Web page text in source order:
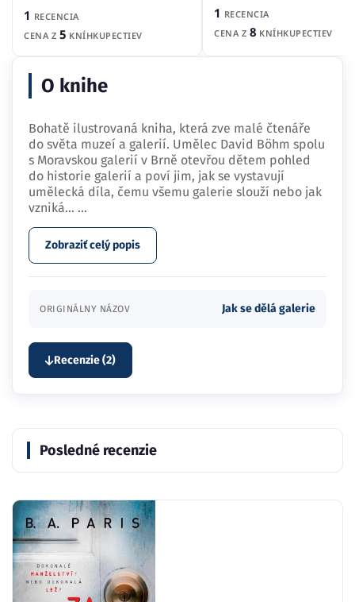
1 RECENCIA
CENA Z 5 KNÍHKUPECTIEV
1 RECENCIA
CENA Z 8 KNÍHKUPECTIEV
O knihe
Bohatě ilustrovaná kniha, která zve malé čtenáře
do světa muzeí a galerií. Umělec David Böhm spolu
s Moravskou galerií v Brně otevřou dětem pohled
do historie galerií a poví jim, jak se vystavují
umělecká díla, čemu všemu galerie slouží nebo jak
vzniká… ...
Zobraziť celý popis
ORIGINÁLNY NÁZOV Jak se dělá galerie
Recenzie (2)
Posledné recenzie